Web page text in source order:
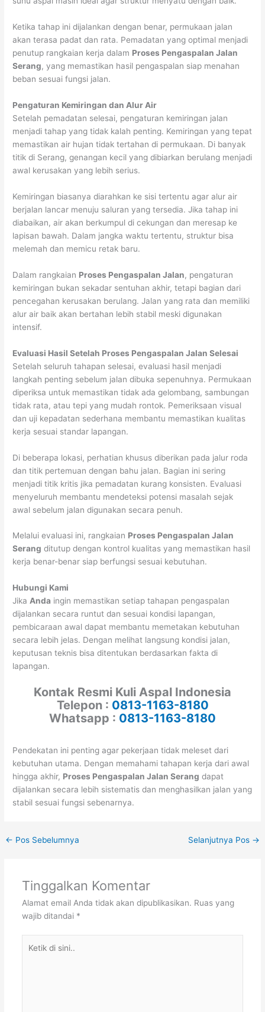
Ketika tahap ini dijalankan dengan benar, permukaan jalan
akan terasa padat dan rata. Pemadatan yang optimal menjadi
penutup rangkaian kerja dalam Proses Pengaspalan Jalan
Serang, yang memastikan hasil pengaspalan siap menahan
beban sesuai fungsi jalan.
Pengaturan Kemiringan dan Alur Air
Setelah pemadatan selesai, pengaturan kemiringan jalan
menjadi tahap yang tidak kalah penting. Kemiringan yang tepat
memastikan air hujan tidak tertahan di permukaan. Di banyak
titik di Serang, genangan kecil yang dibiarkan berulang menjadi
awal kerusakan yang lebih serius.
Kemiringan biasanya diarahkan ke sisi tertentu agar alur air
berjalan lancar menuju saluran yang tersedia. Jika tahap ini
diabaikan, air akan berkumpul di cekungan dan meresap ke
lapisan bawah. Dalam jangka waktu tertentu, struktur bisa
melemah dan memicu retak baru.
Dalam rangkaian Proses Pengaspalan Jalan, pengaturan
kemiringan bukan sekadar sentuhan akhir, tetapi bagian dari
pencegahan kerusakan berulang. Jalan yang rata dan memiliki
alur air baik akan bertahan lebih stabil meski digunakan
intensif.
Evaluasi Hasil Setelah Proses Pengaspalan Jalan Selesai
Setelah seluruh tahapan selesai, evaluasi hasil menjadi
langkah penting sebelum jalan dibuka sepenuhnya. Permukaan
diperiksa untuk memastikan tidak ada gelombang, sambungan
tidak rata, atau tepi yang mudah rontok. Pemeriksaan visual
dan uji kepadatan sederhana membantu memastikan kualitas
kerja sesuai standar lapangan.
Di beberapa lokasi, perhatian khusus diberikan pada jalur roda
dan titik pertemuan dengan bahu jalan. Bagian ini sering
menjadi titik kritis jika pemadatan kurang konsisten. Evaluasi
menyeluruh membantu mendeteksi potensi masalah sejak
awal sebelum jalan digunakan secara penuh.
Melalui evaluasi ini, rangkaian Proses Pengaspalan Jalan
Serang ditutup dengan kontrol kualitas yang memastikan hasil
kerja benar-benar siap berfungsi sesuai kebutuhan.
Hubungi Kami
JikaAnda ingin memastikan setiap tahapan pengaspalan
dijalankan secara runtut dan sesuai kondisi lapangan,
pembicaraan awal dapat membantu memetakan kebutuhan
secara lebih jelas. Dengan melihat langsung kondisi jalan,
keputusan teknis bisa ditentukan berdasarkan fakta di
lapangan.
Kontak Resmi Kuli Aspal Indonesia
Telepon : 0813-1163-8180
Whatsapp : 0813-1163-8180
Pendekatan ini penting agar pekerjaan tidak meleset dari
kebutuhan utama. Dengan memahami tahapan kerja dari awal
hingga akhir, Proses Pengaspalan Jalan Serang dapat
dijalankan secara lebih sistematis dan menghasilkan jalan yang
stabil sesuai fungsi sebenarnya.
← Pos Sebelumnya Selanjutnya Pos →
Tinggalkan Komentar
Alamat email Anda tidak akan dipublikasikan. Ruas yang
wajib ditandai *